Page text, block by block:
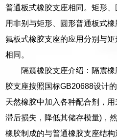
普通板式橡胶支座相同。矩形
用非别与矩形、圆形普通板式
氟板式橡胶支座的应用分别与
相同。
隔震橡胶支座介绍：隔震
胶支座按照国标GB20688设计
天然橡胶中加入各种配合剂，
滞后损失，降低其储存模量)，
橡胶制成的与普通橡胶支座结